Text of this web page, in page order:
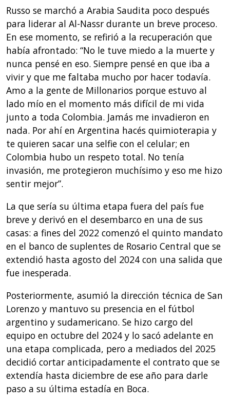
Russo se marchó a Arabia Saudita poco después
para liderar al Al-Nassr durante un breve proceso.
En ese momento, se refirió a la recuperación que
había afrontado: “No le tuve miedo a la muerte y
nunca pensé en eso. Siempre pensé en que iba a
vivir y que me faltaba mucho por hacer todavía.
Amo a la gente de Millonarios porque estuvo al
lado mío en el momento más difícil de mi vida
junto a toda Colombia. Jamás me invadieron en
nada. Por ahí en Argentina hacés quimioterapia y
te quieren sacar una selfie con el celular; en
Colombia hubo un respeto total. No tenía
invasión, me protegieron muchísimo y eso me hizo
sentir mejor”.
La que sería su última etapa fuera del país fue
breve y derivó en el desembarco en una de sus
casas: a fines del 2022 comenzó el quinto mandato
en el banco de suplentes de Rosario Central que se
extendió hasta agosto del 2024 con una salida que
fue inesperada.
Posteriormente, asumió la dirección técnica de San
Lorenzo y mantuvo su presencia en el fútbol
argentino y sudamericano. Se hizo cargo del
equipo en octubre del 2024 y lo sacó adelante en
una etapa complicada, pero a mediados del 2025
decidió cortar anticipadamente el contrato que se
extendía hasta diciembre de ese año para darle
paso a su última estadía en Boca.